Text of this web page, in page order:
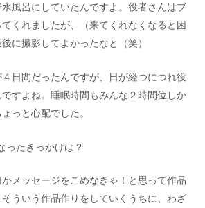
風呂にしていたんですよ。役者さんはブ
くれましたが、（来てくれなくなると困
に撮影してよかったなと（笑）
日間だったんですが、日が経つにつれ役
すよね。睡眠時間もみんな２時間位しか
っと心配でした。
たきっかけは？
メッセージをこめなきゃ！と思って作品
ういう作品作りをしていくうちに、わざ